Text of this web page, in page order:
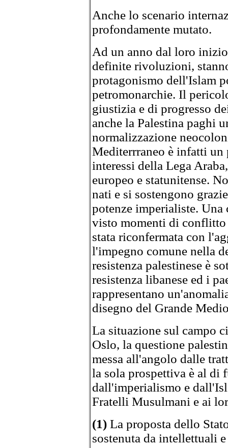
Anche lo scenario
profondamente mutato.
Ad un anno dal loro
definite rivoluzioni,
protagonismo dell'Islam
petromonarchie. Il
giustizia e di progresso
anche la Palestina paghi
normalizzazione
Mediterrraneo è infatti
interessi della Lega
europeo e statunitense.
nati e si sostengono
potenze imperialiste. Una
visto momenti di conflitto
stata riconfermata con
l'impegno comune nella
resistenza palestinese è
resistenza libanese ed i
rappresentano
disegno del Grande
La situazione sul campo
Oslo, la questione
messa all'angolo dalle
la sola prospettiva è al di
dall'imperialismo e
Fratelli Musulmani e ai
(1)La proposta dello
sostenuta da intellettuali